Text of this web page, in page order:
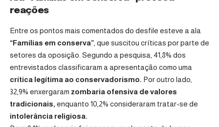
reações
Entre os pontos mais comentados do desfile esteve a ala
“Famílias em conserva” , que suscitou críticas por parte de
setores da oposição. Segundo a pesquisa, 41,8% dos
entrevistados classificaram a apresentação como uma
crítica legítima ao conservadorismo. Por outro lado,
32,9% enxergaram zombaria ofensiva de valores
tradicionais, enquanto 10,2% consideraram tratar-se de
intolerância religiosa.